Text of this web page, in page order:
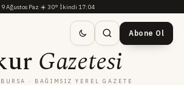
9 Ağustos Paz·☀️ 30°·İkindi 17:04
Gazetesi
· BAĞIMSIZ YEREL GAZETE
Abone Ol